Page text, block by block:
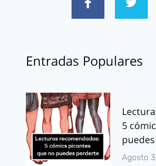
Entradas Populares
5
Agosto